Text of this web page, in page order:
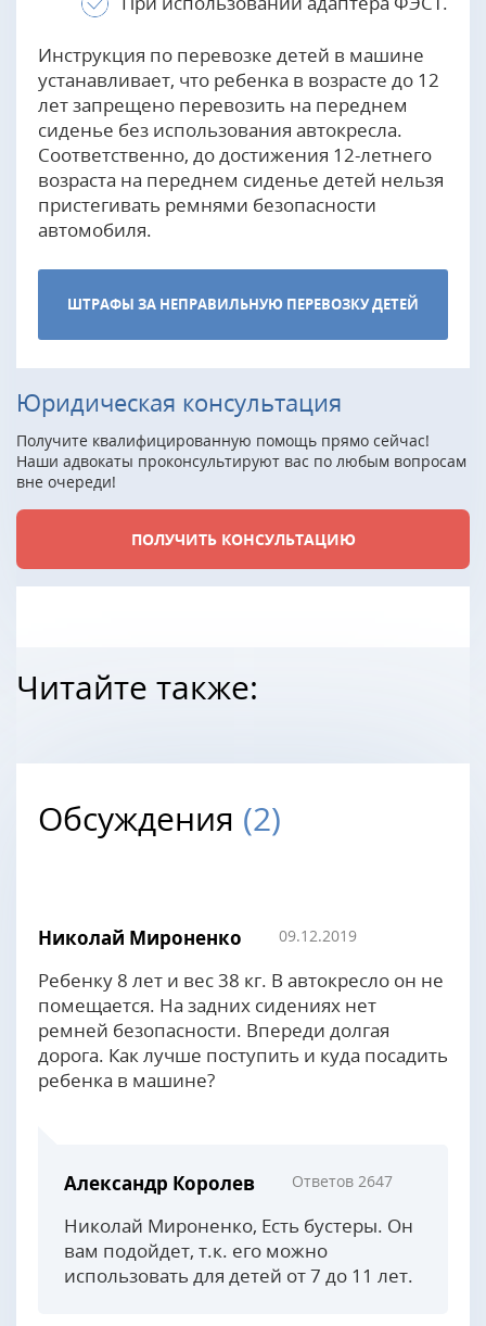
Инструкция по перевозке детей в машине
устанавливает, что ребенка в возрасте до 12
лет запрещено перевозить на переднем
сиденье без использования автокресла.
Соответственно, до достижения 12-летнего
возраста на переднем сиденье детей нельзя
пристегивать ремнями безопасности
автомобиля.
ШТРАФЫ ЗА НЕПРАВИЛЬНУЮ ПЕРЕВОЗКУ ДЕТЕЙ
Юридическая консультация
Получите квалифицированную помощь прямо сейчас!
Наши адвокаты проконсультируют вас по любым вопросам
вне очереди!
ПОЛУЧИТЬ КОНСУЛЬТАЦИЮ
Читайте также:
Обсуждения (2)
Николай Мироненко 09.12.2019
Ребенку 8 лет и вес 38 кг. В автокресло он не
помещается. На задних сидениях нет
ремней безопасности. Впереди долгая
дорога. Как лучше поступить и куда посадить
ребенка в машине?
Александр Королев Ответов 2647
Николай Мироненко, Есть бустеры. Он
вам подойдет, т.к. его можно
использовать для детей от 7 до 11 лет.